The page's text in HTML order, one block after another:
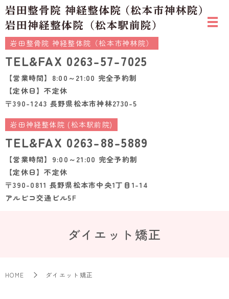
岩田整骨院 神経整体院（松本市神林院）
TEL&FAX 0263-57-7025
【営業時間】8:00～21:00 完全予約制
【定休日】不定休
〒390-1243 長野県松本市神林2730-5
岩田神経整体院 (松本駅前院)
TEL&FAX 0263-88-5889
【営業時間】9:00～21:00 完全予約制
【定休日】不定休
〒390-0811 長野県松本市中央1丁目1-14
アルピコ交通ビル5F
ダイエット矯正
HOME ダイエット矯正